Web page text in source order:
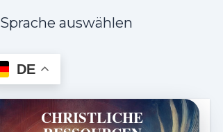
Sprache auswählen
DE
CHRISTLICHE